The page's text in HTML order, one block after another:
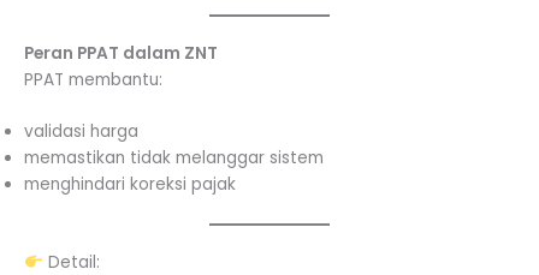
Peran PPAT dalam ZNT
PPAT membantu:
validasi harga
memastikan tidak melanggar sistem
menghindari koreksi pajak
Detail: